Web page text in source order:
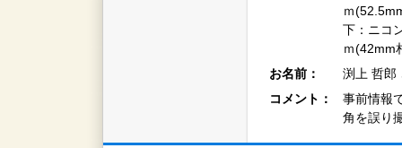
ｍ
下：ニコ
ｍ(42mm
お名前：
渕上 哲郎
コメント：
事前情報
角を誤り